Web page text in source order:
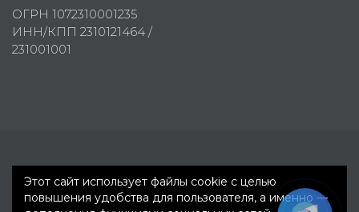
ОГРН 1072310001235
ИНН/КПП 2310121464 /
231001001
Этот сайт использует файлы cookie с целью
повышения удобства для пользователя, а именно —